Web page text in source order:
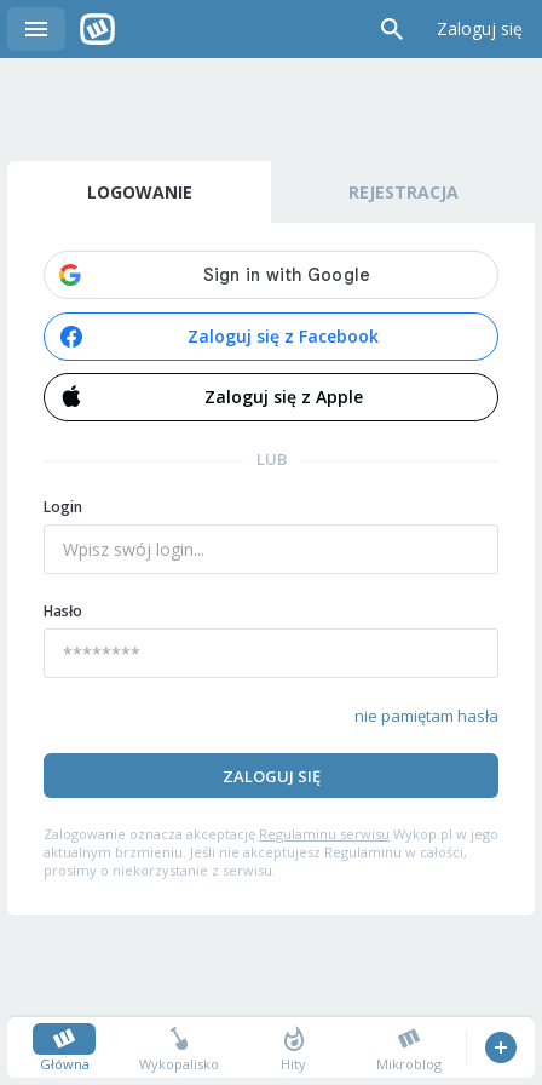
Zaloguj się
LOGOWANIE REJESTRACJA
Zaloguj się z Facebook
Zaloguj się z Apple
LUB
Login
Hasło
nie pamiętam hasła
ZALOGUJ SIĘ
Zalogowanie oznacza akceptację Regulaminu serwisu Wykop.pl w jego
aktualnym brzmieniu. Jeśli nie akceptujesz Regulaminu w całości,
prosimy o niekorzystanie z serwisu.
Główna Wykopalisko Hity Mikroblog